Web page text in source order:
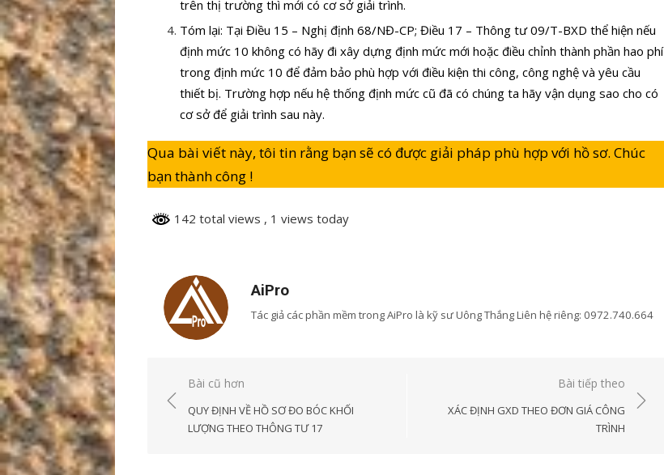
trên thị trường thì mới có cơ sở giải trình.
Tóm lại: Tại Điều 15 – Nghị định 68/NĐ-CP; Điều 17 – Thông tư 09/T-BXD thể hiện nếu
định mức 10 không có hãy đi xây dựng định mức mới hoặc điều chỉnh thành phần hao phí
trong định mức 10 để đảm bảo phù hợp với điều kiện thi công, công nghệ và yêu cầu
thiết bị. Trường hợp nếu hệ thống định mức cũ đã có chúng ta hãy vận dụng sao cho có
cơ sở để giải trình sau này.
Qua bài viết này, tôi tin rằng bạn sẽ có được giải pháp phù hợp với hồ sơ. Chúc
bạn thành công !
142 total views , 1 views today
AiPro
Tác giả các phần mềm trong AiPro là kỹ sư Uông Thắng Liên hệ riêng: 0972.740.664
Điều
hướng
Bài cũ hơn
QUY ĐỊNH VỀ HỒ SƠ ĐO BÓC KHỐI
LƯỢNG THEO THÔNG TƯ 17
Bài tiếp theo
XÁC ĐỊNH GXD THEO ĐƠN GIÁ CÔNG
TRÌNH